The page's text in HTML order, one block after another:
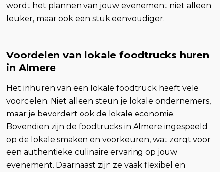
wordt het plannen van jouw evenement niet alleen
leuker, maar ook een stuk eenvoudiger.
Voordelen van lokale foodtrucks huren
in Almere
Het inhuren van een lokale foodtruck heeft vele
voordelen. Niet alleen steun je lokale ondernemers,
maar je bevordert ook de lokale economie.
Bovendien zijn de foodtrucks in Almere ingespeeld
op de lokale smaken en voorkeuren, wat zorgt voor
een authentieke culinaire ervaring op jouw
evenement. Daarnaast zijn ze vaak flexibel en